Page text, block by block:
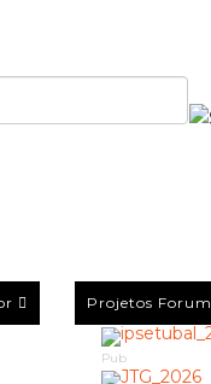
Projetos Forum
Pub